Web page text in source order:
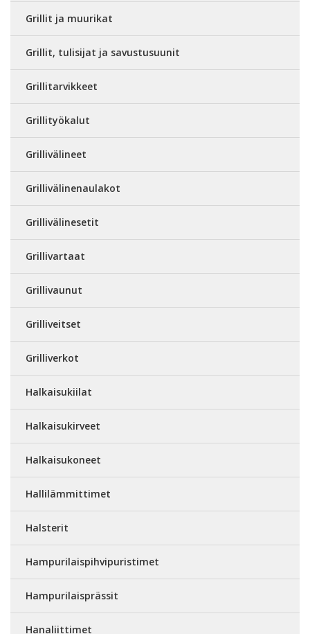
Grillit ja muurikat
Grillit, tulisijat ja savustusuunit
Grillitarvikkeet
Grillityökalut
Grillivälineet
Grillivälinenaulakot
Grillivälinesetit
Grillivartaat
Grillivaunut
Grilliveitset
Grilliverkot
Halkaisukiilat
Halkaisukirveet
Halkaisukoneet
Hallilämmittimet
Halsterit
Hampurilaispihvipuristimet
Hampurilaisprässit
Hanaliittimet